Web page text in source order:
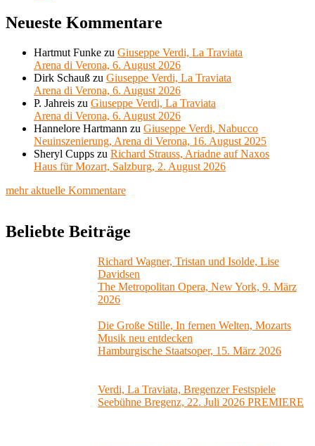
Neueste Kommentare
Hartmut Funke zu Giuseppe Verdi, La Traviata
Arena di Verona, 6. August 2026
Dirk Schauß zu Giuseppe Verdi, La Traviata
Arena di Verona, 6. August 2026
P. Jahreis zu Giuseppe Verdi, La Traviata
Arena di Verona, 6. August 2026
Hannelore Hartmann zu Giuseppe Verdi, Nabucco
Neuinszenierung, Arena di Verona, 16. August 2025
Sheryl Cupps zu Richard Strauss, Ariadne auf Naxos
Haus für Mozart, Salzburg, 2. August 2026
mehr aktuelle Kommentare
Beliebte Beiträge
Richard Wagner, Tristan und Isolde, Lise
Davidsen
The Metropolitan Opera, New York, 9. März
2026
Die Große Stille, In fernen Welten, Mozarts
Musik neu entdecken
Hamburgische Staatsoper, 15. März 2026
Verdi, La Traviata, Bregenzer Festspiele
Seebühne Bregenz, 22. Juli 2026 PREMIERE